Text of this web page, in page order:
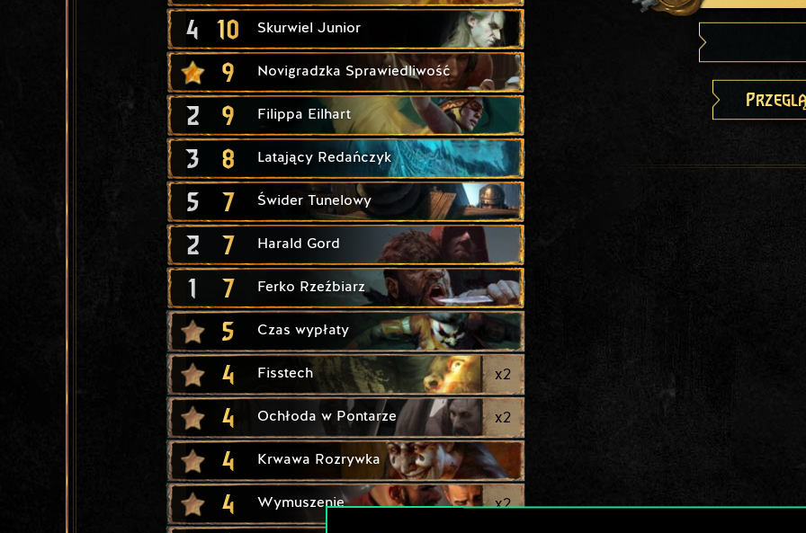
4 10 Skurwiel Junior
9 Novigradzka Sprawiedliwość
2 9 Filippa Eilhart
3 8 Latający Redańczyk
5 7 Świder Tunelowy
2 7 Harald Gord
1 7 Ferko Rzeźbiarz
5 Czas wypłaty
4 Fisstech x2
4 Ochłoda w Pontarze x2
4 Krwawa Rozrywka
4 Wymuszenie x2